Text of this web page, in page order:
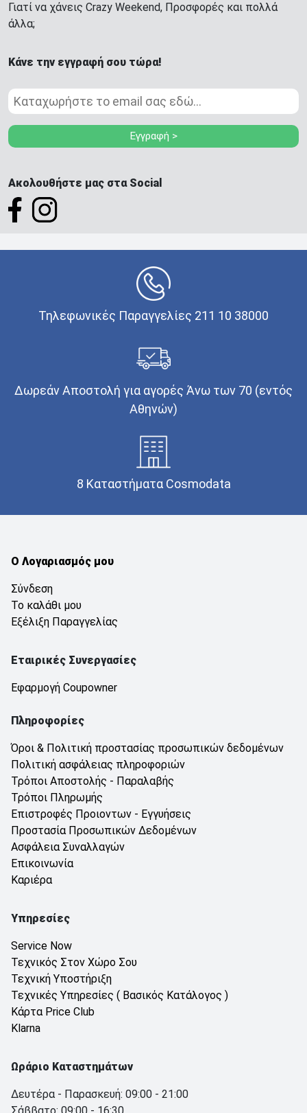
Γιατί να χάνεις Crazy Weekend, Προσφορές και πολλά
άλλα;
Κάνε την εγγραφή σου τώρα!
Εγγραφή >
Ακολουθήστε μας στα Social
Τηλεφωνικές Παραγγελίες 211 10 38000
Δωρεάν Αποστολή για αγορές Άνω των 70 (εντός
Αθηνών)
8 Καταστήματα Cosmodata
Ο Λογαριασμός μου
Σύνδεση
Το καλάθι μου
Εξέλιξη Παραγγελίας
Εταιρικές Συνεργασίες
Εφαρμογή Coupowner
Πληροφορίες
Όροι & Πολιτική προστασίας προσωπικών δεδομένων
Πολιτική ασφάλειας πληροφοριών
Τρόποι Αποστολής - Παραλαβής
Τρόποι Πληρωμής
Επιστροφές Προιοντων - Εγγυήσεις
Προστασία Προσωπικών Δεδομένων
Ασφάλεια Συναλλαγών
Επικοινωνία
Καριέρα
Υπηρεσίες
Service Now
Τεχνικός Στον Χώρο Σου
Τεχνική Υποστήριξη
Τεχνικές Υπηρεσίες ( Βασικός Κατάλογος )
Κάρτα Price Club
Klarna
Ωράριο Καταστημάτων
Δευτέρα - Παρασκευή: 09:00 - 21:00